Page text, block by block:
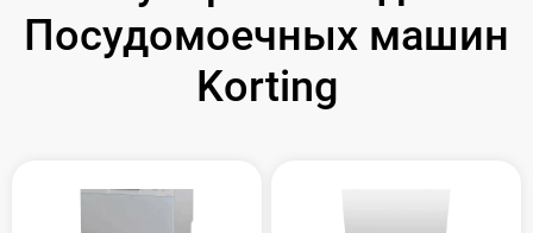
Посудомоечных машин
Korting